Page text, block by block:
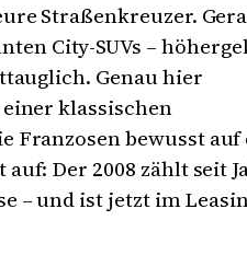
Straßenkreuzer.
City-SUVs –
Genau hier
einer klassischen
Franzosen bewusst auf
Der 2008 zählt seit
– und ist jetzt im